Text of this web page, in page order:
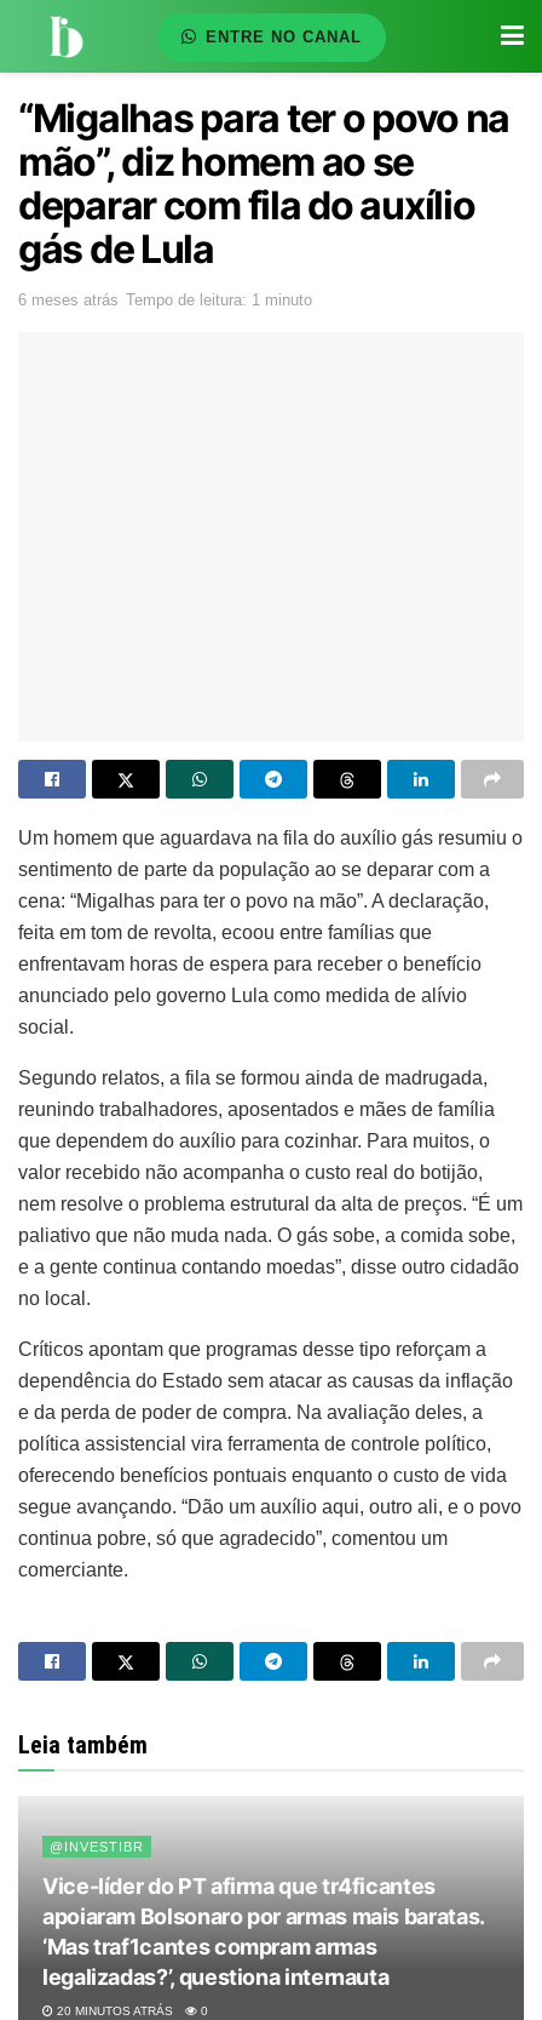
ENTRE NO CANAL
“Migalhas para ter o povo na
mão”, diz homem ao se
deparar com fila do auxílio
gás de Lula
6 meses atrás Tempo de leitura: 1 minuto
Um homem que aguardava na fila do auxílio gás resumiu o
sentimento de parte da população ao se deparar com a
cena: “Migalhas para ter o povo na mão”. A declaração,
feita em tom de revolta, ecoou entre famílias que
enfrentavam horas de espera para receber o benefício
anunciado pelo governo Lula como medida de alívio
social.
Segundo relatos, a fila se formou ainda de madrugada,
reunindo trabalhadores, aposentados e mães de família
que dependem do auxílio para cozinhar. Para muitos, o
valor recebido não acompanha o custo real do botijão,
nem resolve o problema estrutural da alta de preços. “É um
paliativo que não muda nada. O gás sobe, a comida sobe,
e a gente continua contando moedas”, disse outro cidadão
no local.
Críticos apontam que programas desse tipo reforçam a
dependência do Estado sem atacar as causas da inflação
e da perda de poder de compra. Na avaliação deles, a
política assistencial vira ferramenta de controle político,
oferecendo benefícios pontuais enquanto o custo de vida
segue avançando. “Dão um auxílio aqui, outro ali, e o povo
continua pobre, só que agradecido”, comentou um
comerciante.
Leia também
@INVESTIBR
Vice-líder do PT afirma que tr4ficantes
apoiaram Bolsonaro por armas mais baratas.
‘Mas traf1cantes compram armas
legalizadas?’, questiona internauta
20 MINUTOS ATRÁS 0